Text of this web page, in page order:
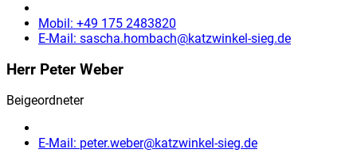
Mobil: +49 175 2483820
E-Mail: sascha.hombach@katzwinkel-sieg.de
Herr Peter Weber
Beigeordneter
E-Mail: peter.weber@katzwinkel-sieg.de